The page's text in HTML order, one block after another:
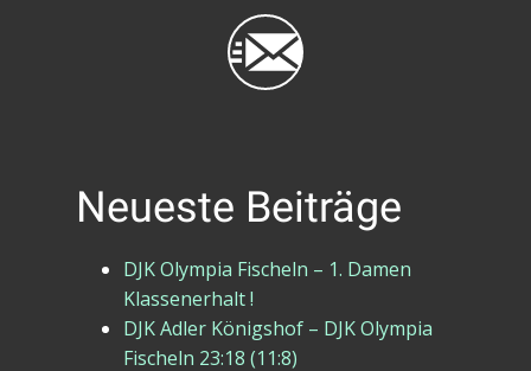
Neueste Beiträge
DJK Olympia Fischeln – 1. Damen
Klassenerhalt !
DJK Adler Königshof – DJK Olympia
Fischeln 23:18 (11:8)